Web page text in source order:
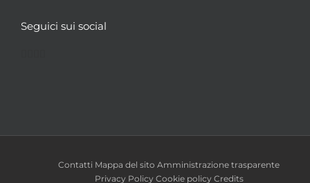
Seguici sui social
Contatti Mappa del sito Amministrazione trasparente
Privacy Policy Cookie policy Credits